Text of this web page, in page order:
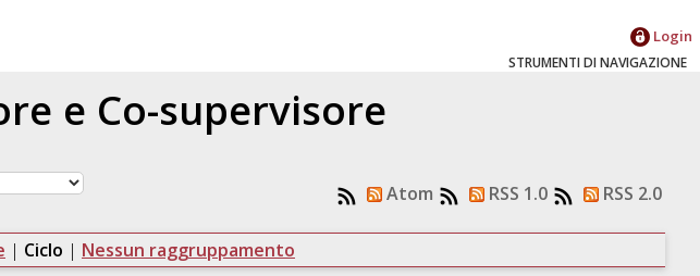
Login
STRUMENTI DI NAVIGAZIONE
e Co-supervisore
Atom RSS 1.0 RSS 2.0
| Ciclo | Nessun raggruppamento